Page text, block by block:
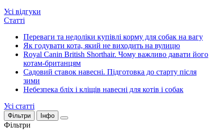
Усі відгуки
Статті
Переваги та недоліки купівлі корму для собак на вагу
Як годувати кота, який не виходить на вулицю
Royal Canin British Shorthair. Чому важливо давати його
котам-британцям
Садовий ставок навесні. Підготовка до старту після
зими
Небезпека бліх і кліщів навесні для котів і собак
Усі статті
Фільтри Інфо
Фільтри